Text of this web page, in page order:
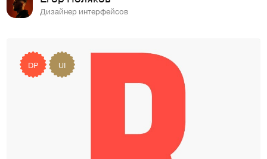
Дизайнер интерфейсов
DP UI